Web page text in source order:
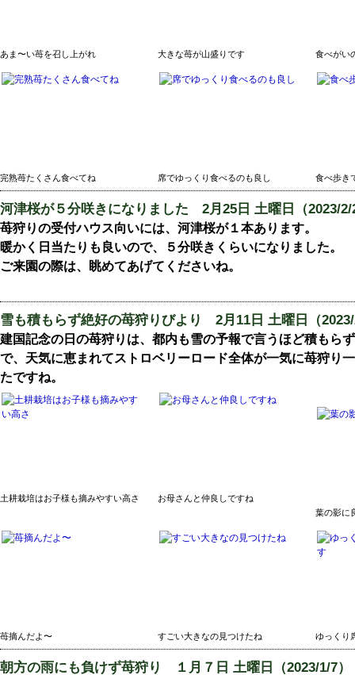
あま〜い苺を召し上がれ 大きな苺が山盛りです 食べがい
完熟苺たくさん食べてね 席でゆっくり食べるのも良し 食べ歩き
河津桜が５分咲きになりました 2月25日 土曜日（2023/2/
苺狩りの受付ハウス向いには、河津桜が１本あります。
暖かく日当たりも良いので、５分咲きくらいになりました。
ご来園の際は、眺めてあげてくださいね。
雪も積もらず絶好の苺狩りびより 2月11日 土曜日（
建国記念の日の苺狩りは、都内も雪の予報で言うほど積もら
で、天気に恵まれてストロベリーロード全体が一気に苺狩り
たですね。
土耕栽培はお子様も摘みやすい高さ
お母さんと仲良しですね
葉の影に
苺摘んだよ〜 すごい大きなの見つけたね ゆっくり
朝方の雨にも負けず苺狩り １月７日 土曜日（2023/1/7）